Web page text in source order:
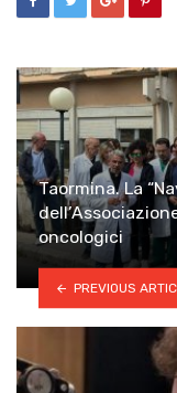
Taormina. La
oncologici
PREVIOUS